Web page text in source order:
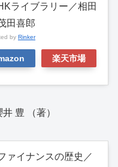
ライブラリー／相田
田喜郎
by Rinker
楽天市場
豊 （著）
ァイナンスの歴史／